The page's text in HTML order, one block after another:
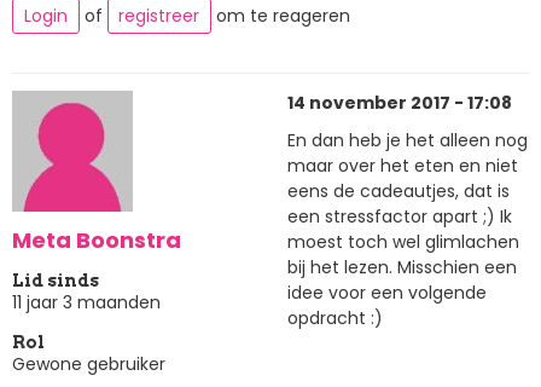
Login of registreer om te reageren
Meta Boonstra
Lid sinds
11 jaar 3 maanden
Rol
Gewone gebruiker
14 november 2017 - 17:08
En dan heb je het alleen nog
maar over het eten en niet
eens de cadeautjes, dat is
een stressfactor apart ;) Ik
moest toch wel glimlachen
bij het lezen. Misschien een
idee voor een volgende
opdracht :)